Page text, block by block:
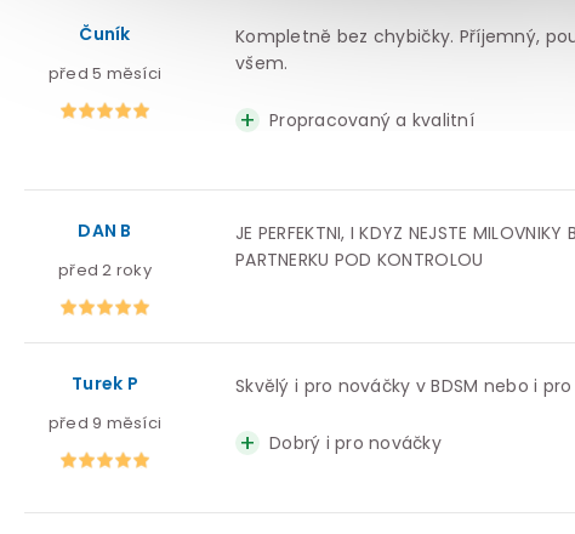
Čuník
před 5 měsíci
Kompletně bez chybičky. Příjemný,
všem.
Propracovaný a kvalitní
DAN B
před 2 roky
JE PERFEKTNI, I KDYZ NEJSTE
PARTNERKU POD KONTROLOU
Turek P
před 9 měsíci
Skvělý i pro nováčky v BDSM nebo i
Dobrý i pro nováčky